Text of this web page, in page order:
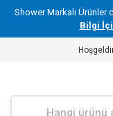
Shower Markalı Ürünler
Bilgi